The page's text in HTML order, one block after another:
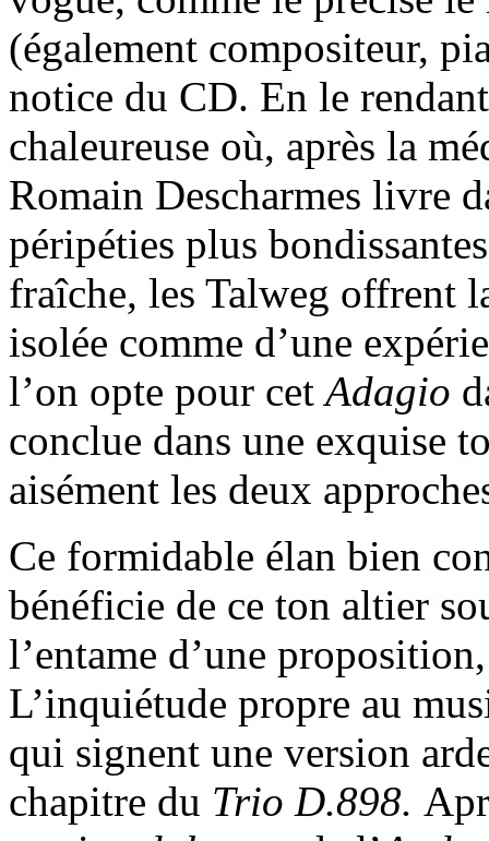
(également compositeur,
notice du CD. En le
chaleureuse où, après la
Romain Descharmes livre
péripéties plus
fraîche, les Talweg offrent
isolée comme d’une
l’on opte pour cetAdagio
conclue dans une exquise
aisément les deux
Ce formidable élan bien
bénéficie de ce ton altier
l’entame d’une
L’inquiétude propre au
qui signent une version
chapitre du Trio D.898.